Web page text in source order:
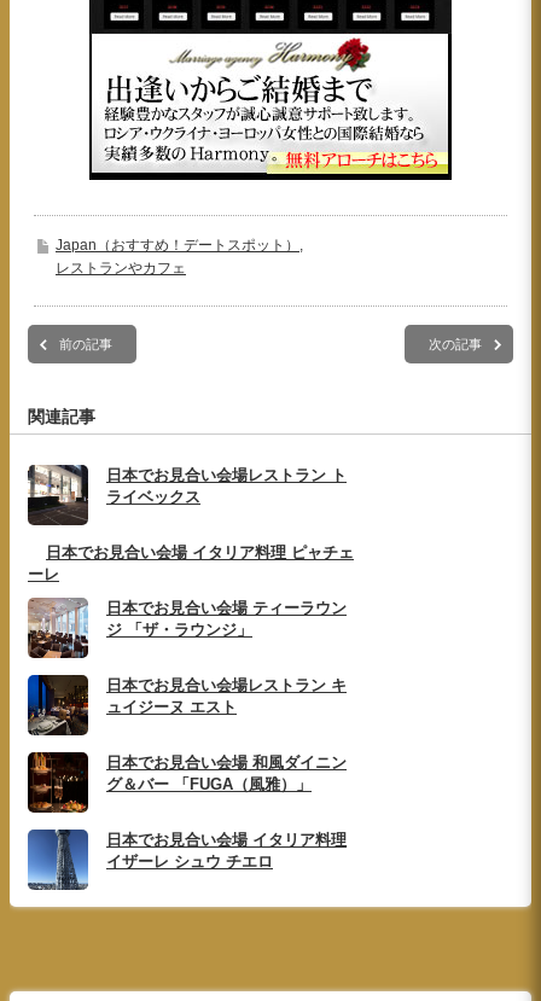
Japan（おすすめ！デートスポット） ,
レストランやカフェ
前の記事 次の記事
関連記事
日本でお見合い会場レストラン ト
ライベックス
日本でお見合い会場 イタリア料理 ピャチェ
ーレ
日本でお見合い会場 ティーラウン
ジ 「ザ・ラウンジ」
日本でお見合い会場レストラン キ
ュイジーヌ エスト
日本でお見合い会場 和風ダイニン
グ＆バー 「FUGA（風雅）」
日本でお見合い会場 イタリア料理
イザーレ シュウ チエロ